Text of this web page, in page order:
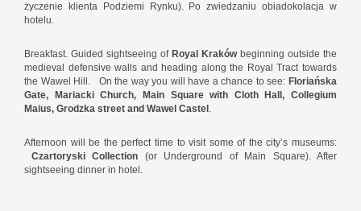
życzenie klienta Podziemi Rynku). Po zwiedzaniu obiadokolacja w
hotelu.
Breakfast. Guided sightseeing of Royal Krakówbeginning outside the
medieval defensive walls and heading along the Royal Tract towards
the Wawel Hill.
On the way you will have a chance to see: Floriańska
Gate, Mariacki Church, Main Square with Cloth Hall, Collegium
Maius, Grodzka street and Wawel Castel .
Afternoon will be the perfect time to visit some of the city’s museums:
Czartoryski Collection (or Underground of Main Square). After
sightseeing dinner in hotel.